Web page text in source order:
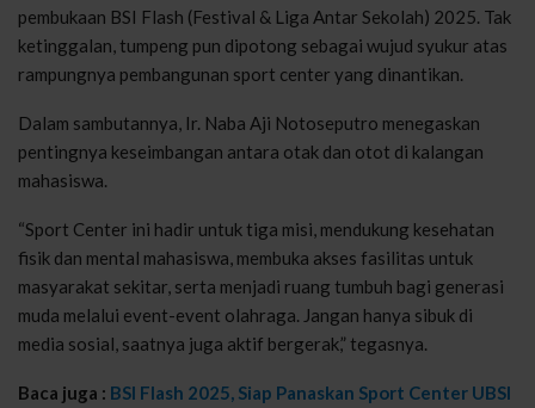
pembukaan BSI Flash (Festival & Liga Antar Sekolah) 2025. Tak
ketinggalan, tumpeng pun dipotong sebagai wujud syukur atas
rampungnya pembangunan sport center yang dinantikan.
Dalam sambutannya, Ir. Naba Aji Notoseputro menegaskan
pentingnya keseimbangan antara otak dan otot di kalangan
mahasiswa.
“Sport Center ini hadir untuk tiga misi, mendukung kesehatan
fisik dan mental mahasiswa, membuka akses fasilitas untuk
masyarakat sekitar, serta menjadi ruang tumbuh bagi generasi
muda melalui event-event olahraga. Jangan hanya sibuk di
media sosial, saatnya juga aktif bergerak,” tegasnya.
Baca juga : BSI Flash 2025, Siap Panaskan Sport Center UBSI